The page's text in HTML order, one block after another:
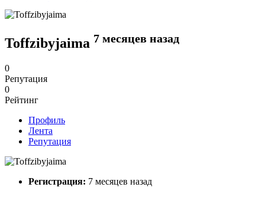
Toffzibyjaima 7 месяцев назад
0
Репутация
0
Рейтинг
Профиль
Лента
Репутация
Регистрация: 7 месяцев назад